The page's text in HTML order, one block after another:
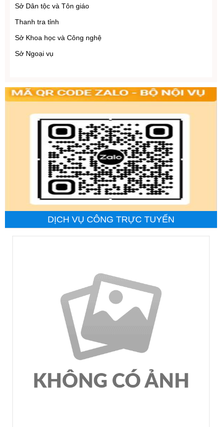
Sở Dân tộc và Tôn giáo
Thanh tra tỉnh
Sở Khoa học và Công nghệ
Sở Ngoại vụ
Sở Nội vụ
Sở Tư pháp
Sở Văn hóa, Thể thao và Du lịch
Sở Xây dựng
Ban Quản lý Khu kinh tế tỉnh Lai Châu
DỊCH VỤ CÔNG TRỰC TUYẾN